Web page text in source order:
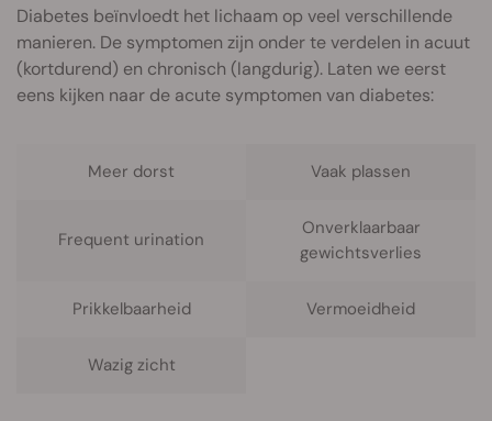
Diabetes beïnvloedt het lichaam op veel verschillende
manieren. De symptomen zijn onder te verdelen in acuut
(kortdurend) en chronisch (langdurig). Laten we eerst
eens kijken naar de acute symptomen van diabetes:
Meer dorst Vaak plassen
Frequent urination
Onverklaarbaar
gewichtsverlies
Prikkelbaarheid Vermoeidheid
Wazig zicht